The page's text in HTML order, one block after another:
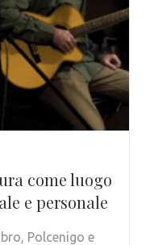
come luogo
e personale
Polcenigo e